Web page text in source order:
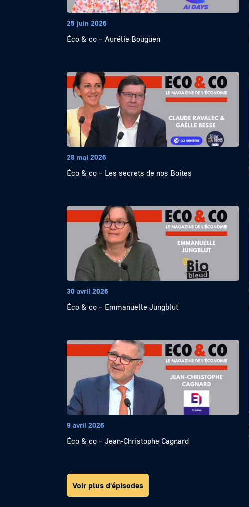
25 juin 2026
Éco & co – Aurélie Bouguen
28 mai 2026
Éco & co – Les secrets de nos Boîtes
30 avril 2026
Éco & co – Emmanuelle Jungblut
9 avril 2026
Éco & co – Jean-Christophe Cagnard
Voir plus d'épisodes